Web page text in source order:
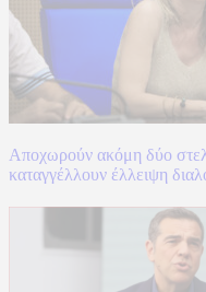
Αποχωρούν ακόμη δύο
καταγγέλλουν έλλειψη